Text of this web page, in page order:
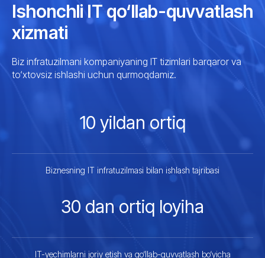
Ishonchli IT qo‘llab-quvvatlash
xizmati
Biz infratuzilmani kompaniyaning IT tizimlari barqaror va
to‘xtovsiz ishlashi uchun qurmoqdamiz.
10 yildan ortiq
Biznesning IT infratuzilmasi bilan ishlash tajribasi
30 dan ortiq loyiha
IT-yechimlarni joriy etish va qo‘llab-quvvatlash bo‘yicha